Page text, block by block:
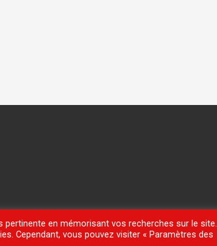
en mémorisant vos recherches sur le site.
Cependant, vous pouvez visiter « Paramètres des